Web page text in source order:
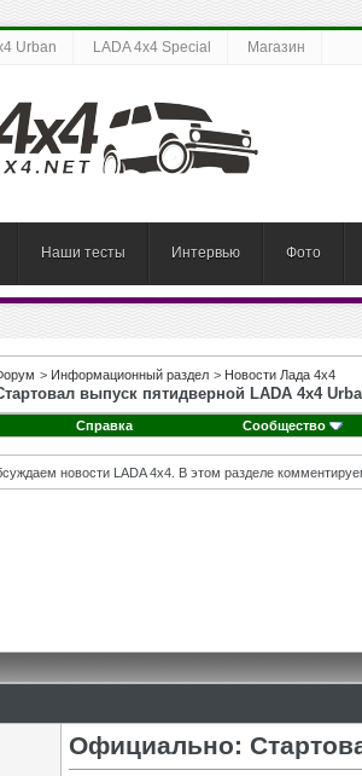
Urban LADA 4x4 Special Магазин
Наши тесты Интервью Фото
> Информационный раздел > Новости Лада 4х4
выпуск пятидверной LADA 4х4
Справка Сообщество
новости LADA 4x4. В этом разделе
Официально: